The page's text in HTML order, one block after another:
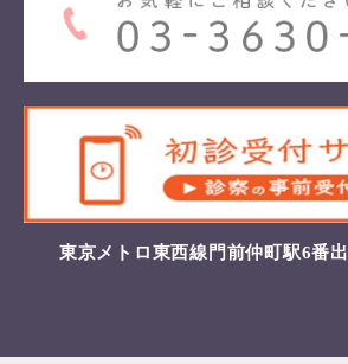
東京メトロ東西線門前仲町駅6番